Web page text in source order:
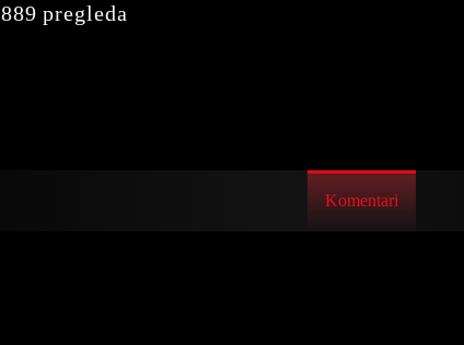
889 pregleda
Komentari